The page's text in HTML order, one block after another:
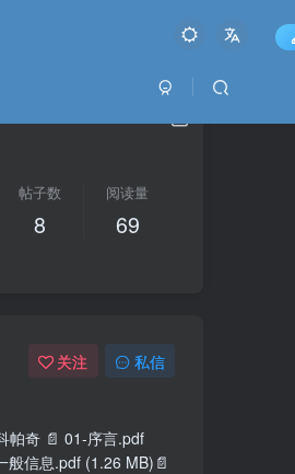
帖子数
8
阅读量
69
关注 私信
帕奇 📄 01-序言.pdf
信息.pdf (1.26 MB)📄